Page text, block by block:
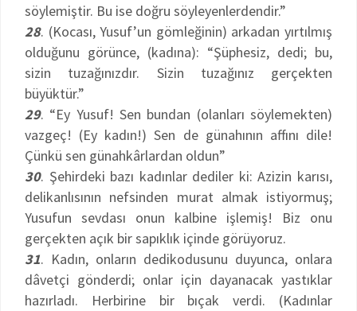
söylemiştir. Bu ise doğru söyleyenlerdendir.”
28. (Kocası, Yusuf’un gömleğinin) arkadan yırtılmış
olduğunu görünce, (kadına): “Şüphesiz, dedi; bu,
sizin tuzağınızdır. Sizin tuzağınız gerçekten
büyüktür.”
29. “Ey Yusuf! Sen bundan (olanları söylemekten)
vazgeç! (Ey kadın!) Sen de günahının affını dile!
Çünkü sen günahkârlardan oldun”
30. Şehirdeki bazı kadınlar dediler ki: Azizin karısı,
delikanlısının nefsinden murat almak istiyormuş;
Yusufun sevdası onun kalbine işlemiş! Biz onu
gerçekten açık bir sapıklık içinde görüyoruz.
31. Kadın, onların dedikodusunu duyunca, onlara
dâvetçi gönderdi; onlar için dayanacak yastıklar
hazırladı. Herbirine bir bıçak verdi. (Kadınlar